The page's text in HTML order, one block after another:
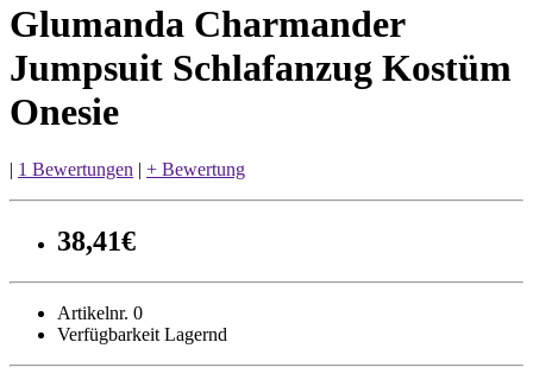
Glumanda Charmander
Jumpsuit Schlafanzug Kostüm
Onesie
| 1 Bewertungen | + Bewertung
38,41€
Artikelnr. 0
Verfügbarkeit Lagernd